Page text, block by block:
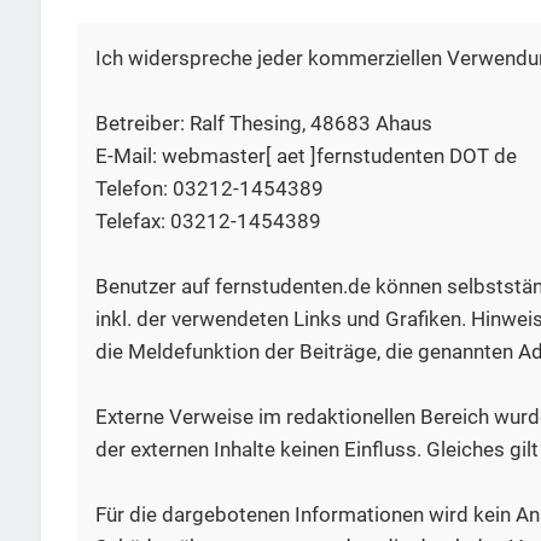
Ich widerspreche jeder kommerziellen
Betreiber: Ralf Thesing, 48683 Ahaus
E-Mail: webmaster[ aet ]fernstudenten DOT de
Telefon: 03212-1454389
Telefax: 03212-1454389
Benutzer auf fernstudenten.de können
inkl. der verwendeten Links und Grafiken.
die Meldefunktion der Beiträge, die genannten
Externe Verweise im redaktionellen Bereich
der externen Inhalte keinen Einfluss. Gleiches
Für die dargebotenen Informationen wird kein